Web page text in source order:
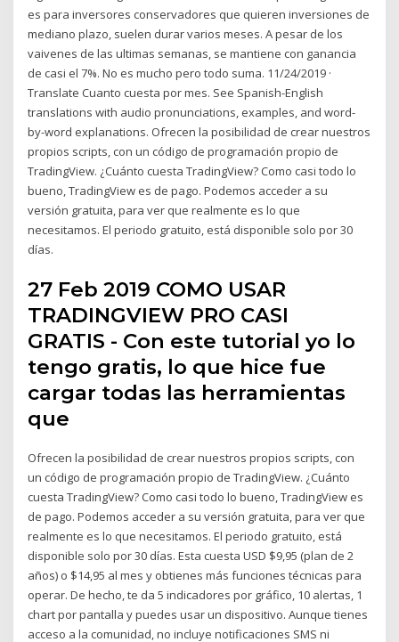
es para inversores conservadores que quieren inversiones de
mediano plazo, suelen durar varios meses. A pesar de los
vaivenes de las ultimas semanas, se mantiene con ganancia
de casi el 7%. No es mucho pero todo suma. 11/24/2019 ·
Translate Cuanto cuesta por mes. See Spanish-English
translations with audio pronunciations, examples, and word-
by-word explanations. Ofrecen la posibilidad de crear nuestros
propios scripts, con un código de programación propio de
TradingView. ¿Cuánto cuesta TradingView? Como casi todo lo
bueno, TradingView es de pago. Podemos acceder a su
versión gratuita, para ver que realmente es lo que
necesitamos. El periodo gratuito, está disponible solo por 30
días.
27 Feb 2019 COMO USAR
TRADINGVIEW PRO CASI
GRATIS - Con este tutorial yo lo
tengo gratis, lo que hice fue
cargar todas las herramientas
que
Ofrecen la posibilidad de crear nuestros propios scripts, con
un código de programación propio de TradingView. ¿Cuánto
cuesta TradingView? Como casi todo lo bueno, TradingView es
de pago. Podemos acceder a su versión gratuita, para ver que
realmente es lo que necesitamos. El periodo gratuito, está
disponible solo por 30 días. Esta cuesta USD $9,95 (plan de 2
años) o $14,95 al mes y obtienes más funciones técnicas para
operar. De hecho, te da 5 indicadores por gráfico, 10 alertas, 1
chart por pantalla y puedes usar un dispositivo. Aunque tienes
acceso a la comunidad, no incluye notificaciones SMS ni